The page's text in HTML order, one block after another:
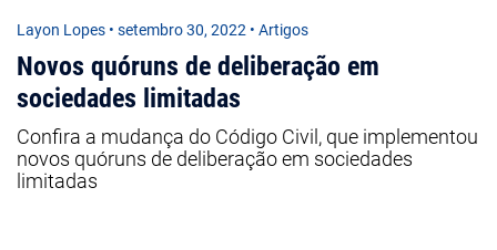
Layon Lopes • setembro 30, 2022 • Artigos
Novos quóruns de deliberação em
sociedades limitadas
Confira a mudança do Código Civil, que implementou
novos quóruns de deliberação em sociedades
limitadas